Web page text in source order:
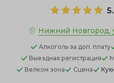
Нижний Новгород,
Алкоголь за доп. плату
Выездная регистрация
Велком зона
Сцена